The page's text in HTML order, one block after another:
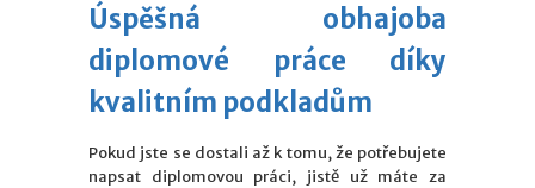
Úspěšná obhajoba
diplomové práce díky
kvalitním podkladům
Pokud jste se dostali až k tomu, že potřebujete
napsat diplomovou práci, jistě už máte za